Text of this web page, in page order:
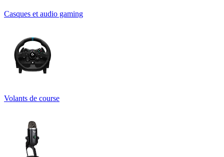
Casques et audio gaming
Volants de course